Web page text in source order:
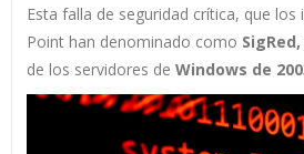
Esta falla de seguridad crítica, que los
Point han denominado como SigRed,
de los servidores de Windows de